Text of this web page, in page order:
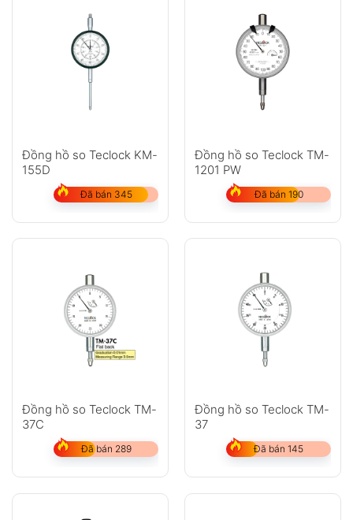
Không có bình luận nào
Đồng hồ so Teclock KM-
155D
Đã bán 345
Đồng hồ so Teclock TM-
1201 PW
Đã bán 190
Đồng hồ so Teclock TM-
37C
Đã bán 289
Đồng hồ so Teclock TM-
37
Đã bán 145